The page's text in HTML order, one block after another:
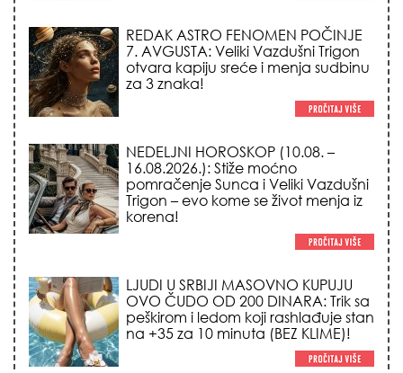
NEDELJNI HOROSKOP (10.08. –
16.08.2026.): Stiže moćno
pomračenje Sunca i Veliki Vazdušni
Trigon – evo kome se život menja iz
LJUDI U SRBIJI MASOVNO KUPUJU
OVO ČUDO OD 200 DINARA: Trik sa
peškirom i ledom koji rashlađuje stan
na +35 za 10 minuta (BEZ KLIME)!
TRIK SA CRVENIM NOVČANIKOM I
LOVOROVIM LISTOM: Stari ritual
privlačenja novca koji treba uraditi
baš tokom sezone Lava!